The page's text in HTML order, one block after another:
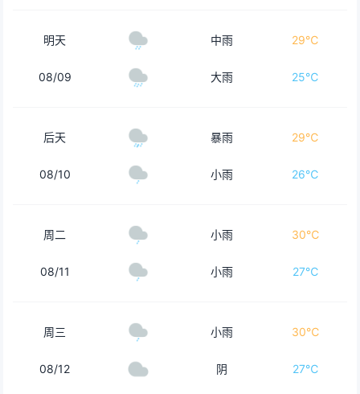
明天 中雨 29℃
08/09 大雨 25℃
后天 暴雨 29℃
08/10 小雨 26℃
周二 小雨 30℃
08/11 小雨 27℃
周三 小雨 30℃
08/12 阴 27℃